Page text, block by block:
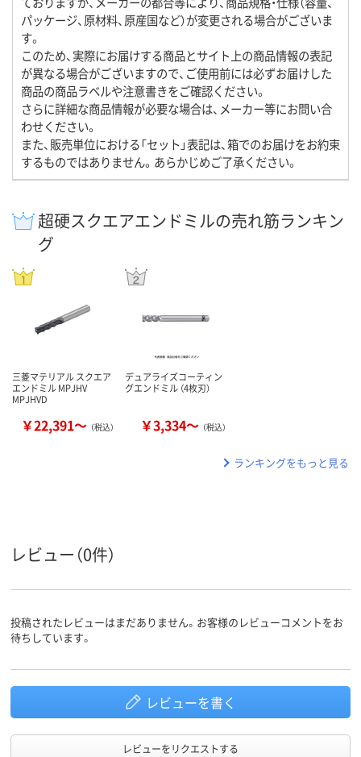
パッケージ、原材料、原産国など）が変更される場合がございま
す。
このため、実際にお届けする商品とサイト上の商品情報の表記
が異なる場合がございますので、ご使用前には必ずお届けした
商品の商品ラベルや注意書きをご確認ください。
さらに詳細な商品情報が必要な場合は、メーカー等にお問い合
わせください。
また、販売単位における「セット」表記は、箱でのお届けをお約束
するものではありません。あらかじめご了承ください。
超硬スクエアエンドミルの売れ筋ランキン
グ
三菱マテリアル スクエア
エンドミル MPJHV
MPJHVD
￥22,391～ （税込）
デュアライズコーティン
グエンドミル （4枚刃）
￥3,334～ （税込）
ランキングをもっと見る
レビュー（0件）
投稿されたレビューはまだありません。お客様のレビューコメントをお
待ちしています。
レビューを書く
レビューをリクエストする